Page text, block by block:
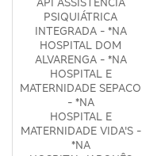
PSIQUIÁTRICA
INTEGRADA - *NA
HOSPITAL DOM
ALVARENGA - *NA
HOSPITAL E
MATERNIDADE SEPACO
- *NA
HOSPITAL E
MATERNIDADE VIDA'S -
*NA